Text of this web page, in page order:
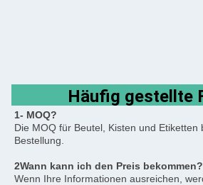
Häufig gestellte
1- MOQ?
Die MOQ für Beutel, Kisten und Etiketten
Bestellung.
2Wann kann ich den Preis bekommen?
Wenn Ihre Informationen ausreichen,